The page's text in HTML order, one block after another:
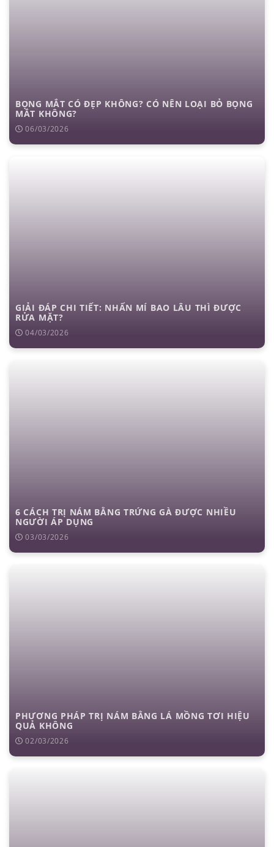
BỌNG MẮT CÓ ĐẸP KHÔNG? CÓ NÊN LOẠI BỎ BỌNG
MẮT KHÔNG?
06/03/2026
GIẢI ĐÁP CHI TIẾT: NHẤN MÍ BAO LÂU THÌ ĐƯỢC
RỬA MẶT?
04/03/2026
6 CÁCH TRỊ NÁM BẰNG TRỨNG GÀ ĐƯỢC NHIỀU
NGƯỜI ÁP DỤNG
03/03/2026
PHƯƠNG PHÁP TRỊ NÁM BẰNG LÁ MỒNG TƠI HIỆU
QUẢ KHÔNG
02/03/2026